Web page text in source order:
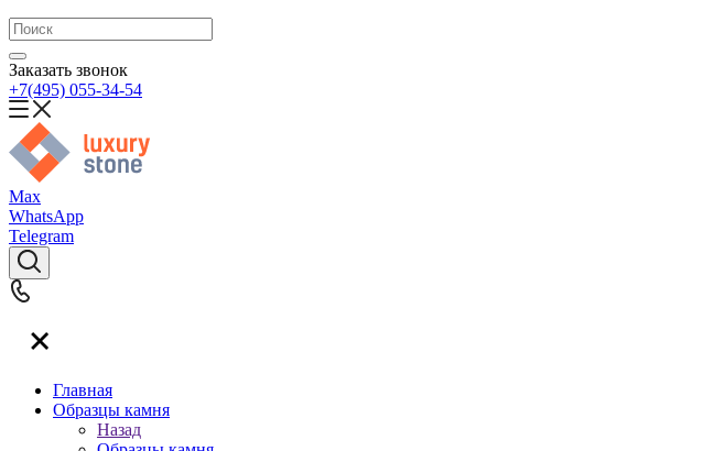
Заказать звонок
+7(495) 055-34-54
Max
WhatsApp
Telegram
Главная
Образцы камня
Назад